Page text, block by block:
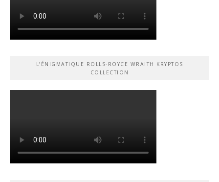
L’ÉNIGMATIQUE ROLLS-ROYCE WRAITH KRYPTOS
COLLECTION